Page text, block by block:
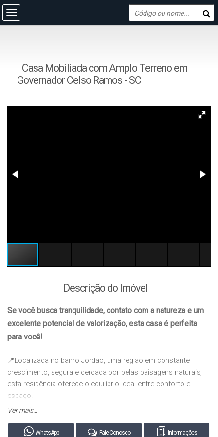
Casa Mobiliada com Amplo Terreno em
Governador Celso Ramos - SC
Descrição do Imóvel
Se você busca tranquilidade, contato com a natureza e um
excelente potencial de valorização, esta casa é perfeita
para você!
📍Localizada no bairro Jordão, uma região em constante
crescimento, segura e cercada por belas paisagens naturais,
esta residência oferece o equilíbrio ideal entre conforto e
espaço.
Ver mais...
WhatsApp Fale Conosco Informações